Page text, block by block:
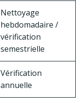
Nettoyage
hebdomadaire /
vérification
semestrielle
Vérification
annuelle